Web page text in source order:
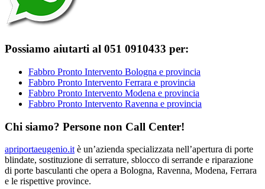
Possiamo aiutarti al 051 0910433 per:
Fabbro Pronto Intervento Bologna e provincia
Fabbro Pronto Intervento Ferrara e provincia
Fabbro Pronto Intervento Modena e provincia
Fabbro Pronto Intervento Ravenna e provincia
Chi siamo? Persone non Call Center!
apriportaeugenio.itè un’azienda specializzata nell’apertura di porte
blindate, sostituzione di serrature, sblocco di serrande e riparazione
di porte basculanti che opera a Bologna, Ravenna, Modena, Ferrara
e le rispettive province.